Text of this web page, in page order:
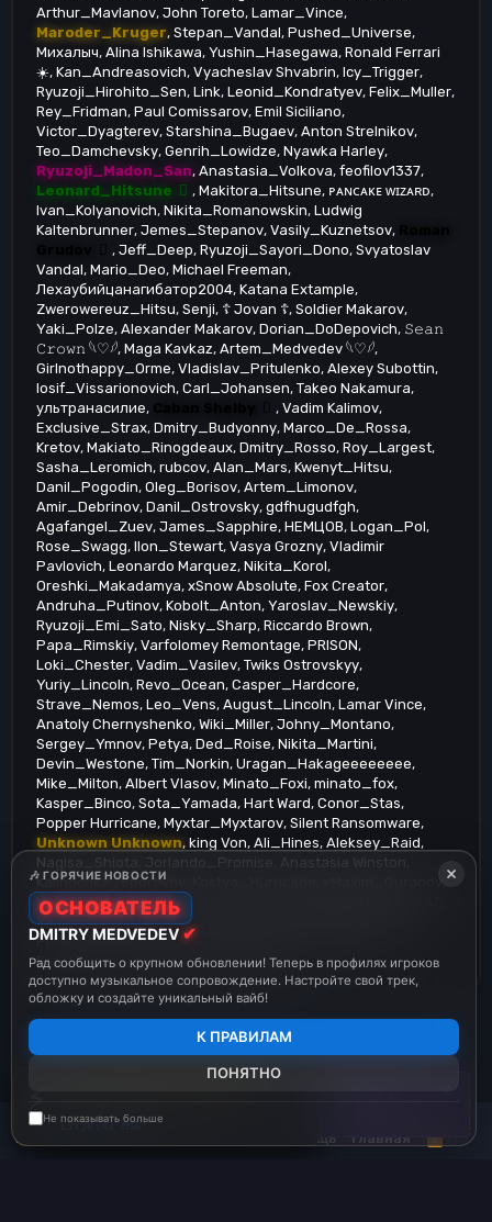
Arthur_Mavlanov John Toreto Lamar_Vince
Maroder_Kruger Stepan_Vandal Pushed_Universe
Михалыч Alina Ishikawa Yushin_Hasegawa Ronald Ferrari
☀️ Kan_Andreasovich Vyacheslav Shvabrin Icy_Trigger
Ryuzoji_Hirohito_Sen Link Leonid_Kondratyev Felix_Muller
Rey_Fridman Paul Comissarov Emil Siciliano
Victor_Dyagterev Starshina_Bugaev Anton Strelnikov
Teo_Damchevsky Genrih_Lowidze Nyawka Harley
Ryuzoji_Madon_San Anastasia_Volkova feofilov1337
Leonard_Hitsune
Makitora_Hitsune ᴘᴀɴᴄᴀᴋᴇ ᴡɪᴢᴀʀᴅ
Ivan_Kolyanovich Nikita_Romanowskin Ludwig
Kaltenbrunner Jemes_Stepanov Vasily_Kuznetsov
Jeff_Deep Ryuzoji_Sayori_Dono Svyatoslav
Vandal Mario_Deo Michael Freeman
Лехаубийцанагибатор2004 Katana Extample
Zwerowereuz_Hitsu Senji ☦ Jovan ☦ Soldier Makarov
Yaki_Polze AIexander Makarov Dorian_DoDepovich 𝚂𝚎𝚊𝚗
𝙲𝚛𝚘𝚠𝚗 𓆩♡𓆪 Maga Kavkaz Artem_Medvedev 𓆩♡𓆪
Girlnothappy_Orme Vladislav_Pritulenko Alexey Subottin
Iosif_Vissarionovich Carl_Johansen Takeo Nakamura
ультранасилие
Vadim Kalimov
Exclusive_Strax Dmitry_Budyonny Marco_De_Rossa
Kretov Makiato_Rinogdeaux Dmitry_Rosso Roy_Largest
Sasha_Leromich rubcov Alan_Mars Kwenyt_Hitsu
Danil_Pogodin Oleg_Borisov Artem_Limonov
Amir_Debrinov Danil_Ostrovsky gdfhugudfgh
Agafangel_Zuev James_Sapphire НЕМЦОВ Logan_Pol
Rose_Swagg Ilon_Stewart Vasya Grozny Vladimir
Pavlovich Leonardo Marquez Nikita_Korol
Oreshki_Makadamya xSnow Absolute Fox Creator
Andruha_Putinov Kobolt_Anton Yaroslav_Newskiy
Ryuzoji_Emi_Sato Nisky_Sharp Riccardo Brown
Papa_Rimskiy Varfolomey Remontage PRISON
Loki_Chester Vadim_Vasilev Twiks Ostrovskyy
Yuriy_Lincoln Revo_Ocean Casper_Hardcore
Strave_Nemos Leo_Vens August_Lincoln Lamar Vince
Anatoly Chernyshenko Wiki_Miller Johny_Montano
Sergey_Ymnov Petya Ded_Roise Nikita_Martini
Devin_Westone Tim_Norkin Uragan_Hakageeeeeeee
Mike_Milton Albert Vlasov Minato_Foxi minato_fox
Kasper_Binco Sota_Yamada Hart Ward Conor_Stas
Popper Hurricane Myxtar_Myxtarov Silent Ransomware
Unknown Unknown king Von Ali_Hines Aleksey_Raid
Nagisa_Shiota
Jorlando_Promise
Anastasia Winston
Kalinochka_Sportivny
xMaxim_Guranov
VadimZXCGOual Tampon_YaSofter
Yoshimara_Hokage Yura Pulya
Playstyle Executor_Strax
Frank_Munkholm Leonardo_Extazzy
Русский (RU) Обратная связь
Политика конфиденциальности
Помощь Главная
R
S
ответов
⚡
13:30:43 MSK
×
🎶 ГОРЯЧИЕ НОВОСТИ
ОСНОВАТЕЛЬ
DMITRY MEDVEDEV✔
Рад сообщить о крупном обновлении! Теперь в профилях игроков
доступно музыкальное сопровождение. Настройте свой трек,
обложку и создайте уникальный вайб!
К ПРАВИЛАМ
ПОНЯТНО
Не показывать больше